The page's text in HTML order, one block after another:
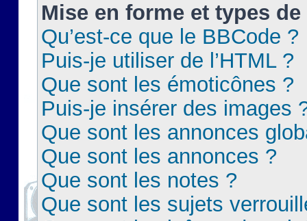
Mise en forme et types
Qu’est-ce que le BBCode ?
Puis-je utiliser de l’HTML ?
Que sont les émoticônes ?
Puis-je insérer des images
Que sont les annonces
Que sont les annonces ?
Que sont les notes ?
Que sont les sujets